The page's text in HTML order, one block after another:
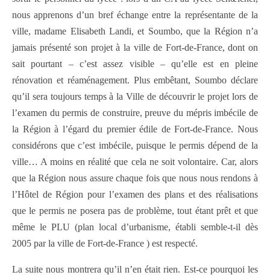
nous apprenons d’un bref échange entre la représentante de la
ville, madame Elisabeth Landi, et Soumbo, que la Région n’a
jamais présenté son projet à la ville de Fort-de-France, dont on
sait pourtant – c’est assez visible – qu’elle est en pleine
rénovation et réaménagement. Plus embêtant, Soumbo déclare
qu’il sera toujours temps à la Ville de découvrir le projet lors de
l’examen du permis de construire, preuve du mépris imbécile de
la Région à l’égard du premier édile de Fort-de-France. Nous
considérons que c’est imbécile, puisque le permis dépend de la
ville… A moins en réalité que cela ne soit volontaire. Car, alors
que la Région nous assure chaque fois que nous nous rendons à
l’Hôtel de Région pour l’examen des plans et des réalisations
que le permis ne posera pas de problème, tout étant prêt et que
même le PLU (plan local d’urbanisme, établi semble-t-il dès
2005 par la ville de Fort-de-France ) est respecté.
La suite nous montrera qu’il n’en était rien. Est-ce pourquoi les